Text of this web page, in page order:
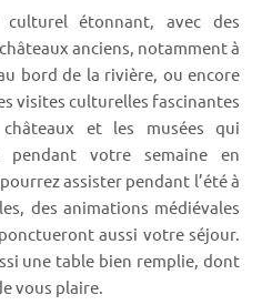
étonnant, avec des
anciens, notamment à
bord de la rivière, ou encore
visites culturelles fascinantes
et les musées qui
votre semaine en
assister pendant l’été à
des animations médiévales
aussi votre séjour.
une table bien remplie, dont
vous plaire.